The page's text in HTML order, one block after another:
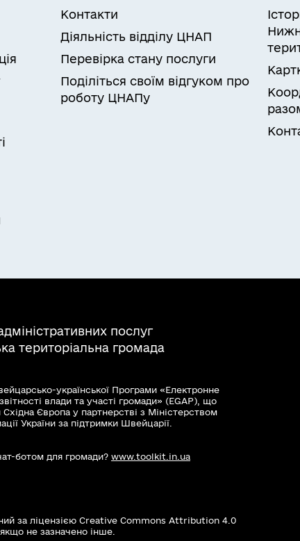
Контакти
Діяльність відділу ЦНАП
Перевірка стану послуги
Поділіться своїм відгуком про
роботу ЦНАПу
послуг
територіальна громада
української Програми «Електронне
влади та участі громади» (EGAP), що
Європа у партнерстві з Міністерством
України за підтримки Швейцарії.
ботом для громади? www.toolkit.in.ua
за ліцензією Creative Commons Attribution 4.0
не зазначено інше.